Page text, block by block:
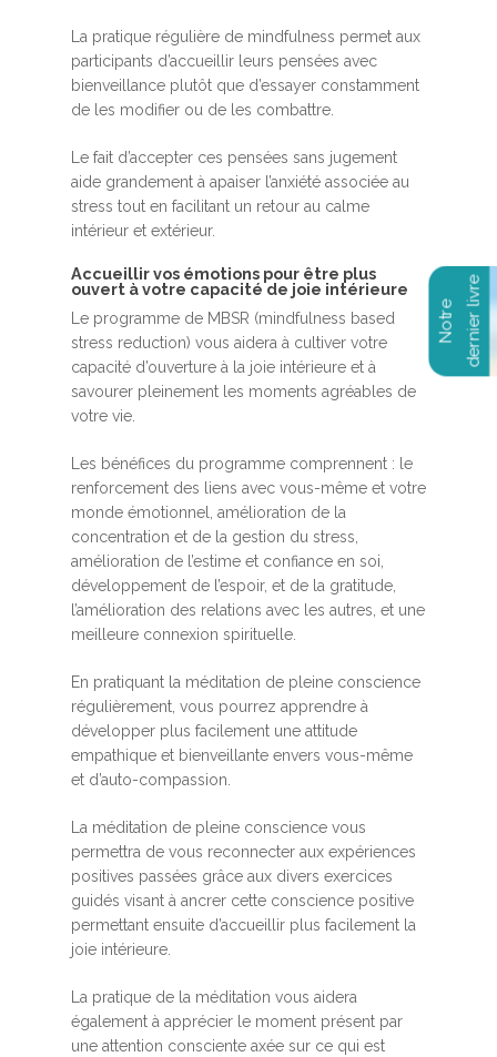
La pratique régulière de mindfulness permet aux
participants d’accueillir leurs pensées avec
bienveillance plutôt que d’essayer constamment
de les modifier ou de les combattre.
Le fait d’accepter ces pensées sans jugement
aide grandement à apaiser l’anxiété associée au
stress tout en facilitant un retour au calme
intérieur et extérieur.
Accueillir vos émotions pour être plus
ouvert à votre capacité de joie intérieure
Le programme de MBSR (mindfulness based
stress reduction) vous aidera à cultiver votre
capacité d’ouverture à la joie intérieure et à
savourer pleinement les moments agréables de
votre vie.
Les bénéfices du programme comprennent : le
renforcement des liens avec vous-même et votre
monde émotionnel, amélioration de la
concentration et de la gestion du stress,
amélioration de l’estime et confiance en soi,
développement de l’espoir, et de la gratitude,
l’amélioration des relations avec les autres, et une
meilleure connexion spirituelle.
En pratiquant la méditation de pleine conscience
régulièrement, vous pourrez apprendre à
développer plus facilement une attitude
empathique et bienveillante envers vous-même
et d’auto-compassion.
La méditation de pleine conscience vous
permettra de vous reconnecter aux expériences
positives passées grâce aux divers exercices
guidés visant à ancrer cette conscience positive
permettant ensuite d’accueillir plus facilement la
joie intérieure.
La pratique de la méditation vous aidera
également à apprécier le moment présent par
une attention consciente axée sur ce qui est